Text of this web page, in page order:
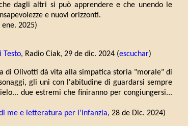
dagli altri si può apprendere e che unendo le
e nuovi orizzonti.
ene. 2025)
Testo, Radio Ciak, 29 de dic. 2024 (escuchar)
di Olivotti dà vita alla simpatica storia "morale" di
gli uni con l'abitudine di guardarsi sempre
due estremi che finiranno per congiungersi...
me e letteratura per l'infanzia, 28 de Dic. 2024)